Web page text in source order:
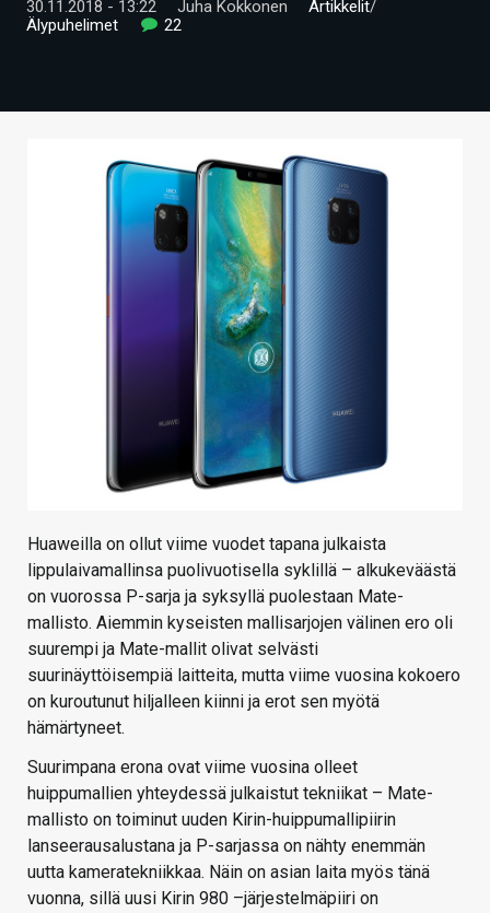
ARTIKKELIT
TECHBBS
VAIHDA TEEMA
30.11.2018 - 13:22 Juha Kokkonen Artikkelit/
Älypuhelimet
22
Huaweilla on ollut viime vuodet tapana julkaista
lippulaivamallinsa puolivuotisella syklillä – alkukeväästä
on vuorossa P-sarja ja syksyllä puolestaan Mate-
mallisto. Aiemmin kyseisten mallisarjojen välinen ero oli
suurempi ja Mate-mallit olivat selvästi
suurinäyttöisempiä laitteita, mutta viime vuosina kokoero
on kuroutunut hiljalleen kiinni ja erot sen myötä
hämärtyneet.
Suurimpana erona ovat viime vuosina olleet
huippumallien yhteydessä julkaistut tekniikat – Mate-
mallisto on toiminut uuden Kirin-huippumallipiirin
lanseerausalustana ja P-sarjassa on nähty enemmän
uutta kameratekniikkaa. Näin on asian laita myös tänä
vuonna, sillä uusi Kirin 980 –järjestelmäpiiri on